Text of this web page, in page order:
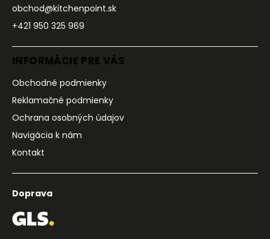
obchod@kitchenpoint.sk
+421 950 325 969
INFORMÁCIE PRE VÁS
Obchodné podmienky
Reklamačné podmienky
Ochrana osobných údajov
Navigácia k nám
Kontakt
Doprava